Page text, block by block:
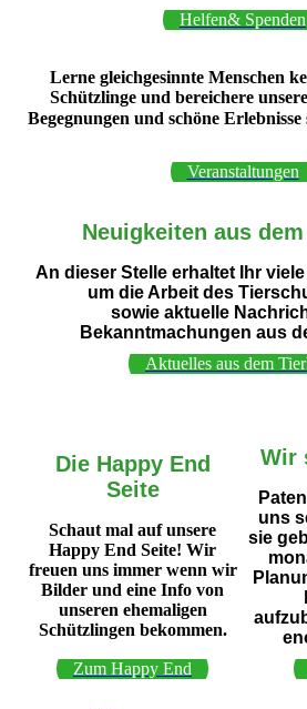
Helfen& Spenden
Lerne gleichgesinnte Menschen
Schützlinge und bereichere
Begegnungen und schöne
Veranstaltungen
Neuigkeiten aus
An dieser Stelle erhaltet Ihr
um die Arbeit des
sowie aktuelle
Bekanntmachungen aus
Aktuelles aus dem
Die Happy End
Seite
Schaut mal auf unsere
Happy End Seite! Wir
freuen uns immer wenn wir
Bilder und eine Info von
unseren ehemaligen
Schützlingen bekommen.
Wir
uns
sie
Zum Happy End